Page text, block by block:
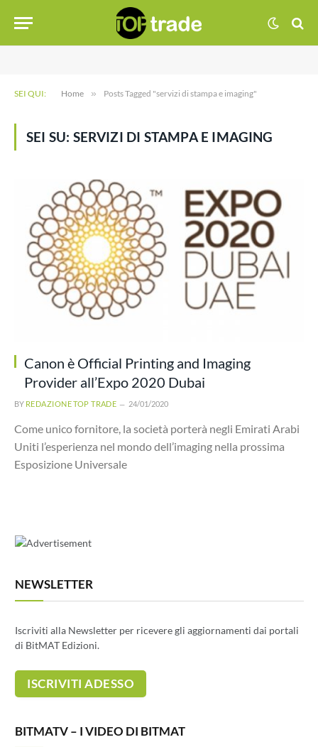
SEI QUI: Home » Posts Tagged "servizi di stampa e imaging"
SEI SU: SERVIZI DI STAMPA E IMAGING
Canon è Official Printing and Imaging
Provider all’Expo 2020 Dubai
BY REDAZIONE TOP TRADE 24/01/2020
Come unico fornitore, la società porterà negli Emirati Arabi
Uniti l’esperienza nel mondo dell’imaging nella prossima
Esposizione Universale
NEWSLETTER
Iscriviti alla Newsletter per ricevere gli aggiornamenti dai portali
di BitMAT Edizioni.
BITMATV – I VIDEO DI BITMAT